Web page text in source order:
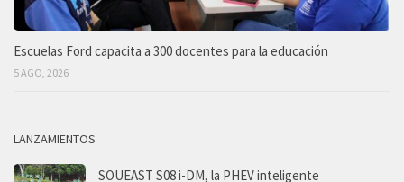
Escuelas Ford capacita a 300 docentes para la educación
5 AGO, 2026
LANZAMIENTOS
SOUEAST S08 i-DM, la PHEV inteligente